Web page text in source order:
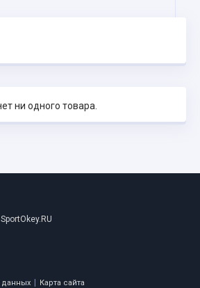
ни одного товара.
данных Карта сайта